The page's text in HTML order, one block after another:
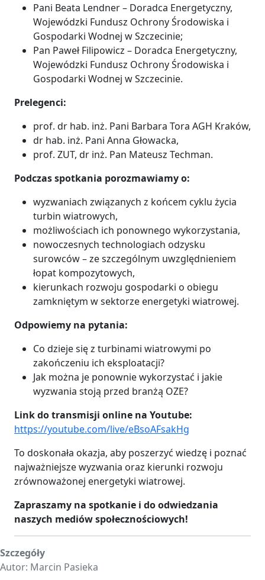
Pani Beata Lendner – Doradca Energetyczny,
Wojewódzki Fundusz Ochrony Środowiska i
Gospodarki Wodnej w Szczecinie;
Pan Paweł Filipowicz – Doradca Energetyczny,
Wojewódzki Fundusz Ochrony Środowiska i
Gospodarki Wodnej w Szczecinie.
Prelegenci:
prof. dr hab. inż. Pani Barbara Tora AGH Kraków,
dr hab. inż. Pani Anna Głowacka,
prof. ZUT, dr inż. Pan Mateusz Techman.
Podczas spotkania porozmawiamy o:
wyzwaniach związanych z końcem cyklu życia
turbin wiatrowych,
możliwościach ich ponownego wykorzystania,
nowoczesnych technologiach odzysku
surowców – ze szczególnym uwzględnieniem
łopat kompozytowych,
kierunkach rozwoju gospodarki o obiegu
zamkniętym w sektorze energetyki wiatrowej.
Odpowiemy na pytania:
Co dzieje się z turbinami wiatrowymi po
zakończeniu ich eksploatacji?
Jak można je ponownie wykorzystać i jakie
wyzwania stoją przed branżą OZE?
Link do transmisji online na Youtube:
https://youtube.com/live/eBsoAFsakHg
To doskonała okazja, aby poszerzyć wiedzę i poznać
najważniejsze wyzwania oraz kierunki rozwoju
zrównoważonej energetyki wiatrowej.
Zapraszamy na spotkanie i do odwiedzania
naszych mediów społecznościowych!
Szczegóły
Autor: Marcin Pasieka